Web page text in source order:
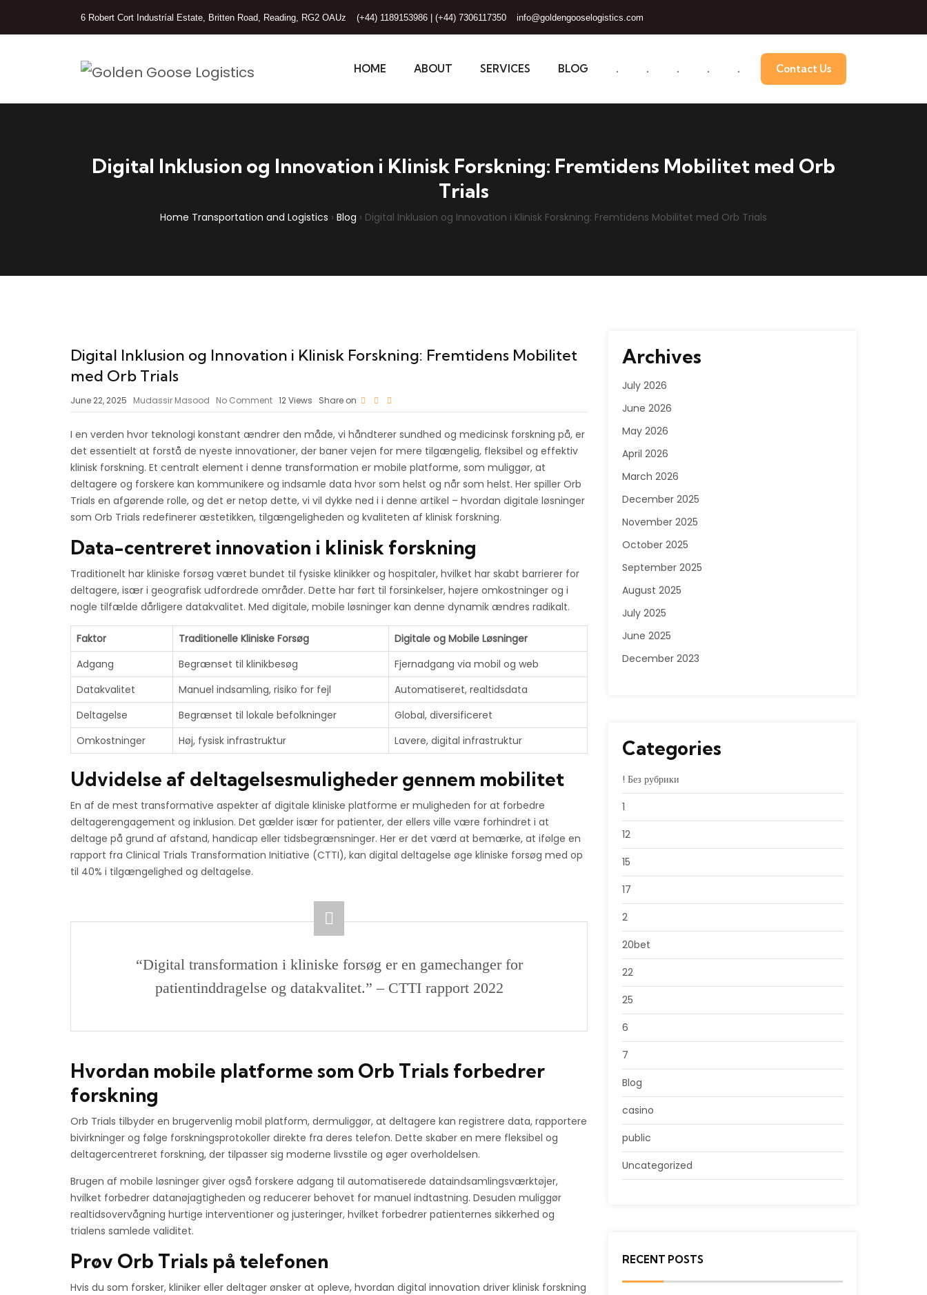
6 Robert Cort Industríal Estate, Britten Road, Reading, RG2 OAUz (+44) 1189153986 | (+44) 7306117350 info@goldengooselogistics.com
HOME ABOUT SERVICES BLOG . . . . . Contact Us
Digital Inklusion og Innovation i Klinisk Forskning: Fremtidens Mobilitet med Orb
Trials
Home Transportation and Logistics › Blog › Digital Inklusion og Innovation i Klinisk Forskning: Fremtidens Mobilitet med Orb Trials
Digital Inklusion og Innovation i Klinisk Forskning: Fremtidens Mobilitet
med Orb Trials
June 22, 2025 Mudassir Masood No Comment 12Views Share on
I en verden hvor teknologi konstant ændrer den måde, vi håndterer sundhed og medicinsk forskning på, er
det essentielt at forstå de nyeste innovationer, der baner vejen for mere tilgængelig, fleksibel og effektiv
klinisk forskning. Et centralt element i denne transformation er mobile platforme, som muliggør, at
deltagere og forskere kan kommunikere og indsamle data hvor som helst og når som helst. Her spiller Orb
Trials en afgørende rolle, og det er netop dette, vi vil dykke ned i i denne artikel – hvordan digitale løsninger
som Orb Trials redefinerer æstetikken, tilgængeligheden og kvaliteten af klinisk forskning.
Data-centreret innovation i klinisk forskning
Traditionelt har kliniske forsøg været bundet til fysiske klinikker og hospitaler, hvilket har skabt barrierer for
deltagere, især i geografisk udfordrede områder. Dette har ført til forsinkelser, højere omkostninger og i
nogle tilfælde dårligere datakvalitet. Med digitale, mobile løsninger kan denne dynamik ændres radikalt.
Faktor Traditionelle Kliniske Forsøg
Digitale og Mobile Løsninger
Adgang
Begrænset til klinikbesøg
Fjernadgang via mobil og web
Datakvalitet
Manuel indsamling, risiko for fejl
Automatiseret, realtidsdata
Deltagelse
Begrænset til lokale befolkninger
Global, diversificeret
Omkostninger
Høj, fysisk infrastruktur Lavere, digital infrastruktur
Udvidelse af deltagelsesmuligheder gennem mobilitet
En af de mest transformative aspekter af digitale kliniske platforme er muligheden for at forbedre
deltagerengagement og inklusion. Det gælder især for patienter, der ellers ville være forhindret i at
deltage på grund af afstand, handicap eller tidsbegrænsninger. Her er det værd at bemærke, at ifølge en
rapport fra Clinical Trials Transformation Initiative (CTTI), kan digital deltagelse øge kliniske forsøg med op
til 40% i tilgængelighed og deltagelse.
“Digital transformation i kliniske forsøg er en gamechanger for
patientinddragelse og datakvalitet.” – CTTI rapport 2022
Hvordan mobile platforme som Orb Trials forbedrer
forskning
Orb Trials tilbyder en brugervenlig mobil platform, dermuliggør, at deltagere kan registrere data, rapportere
bivirkninger og følge forskningsprotokoller direkte fra deres telefon. Dette skaber en mere fleksibel og
deltagercentreret forskning, der tilpasser sig moderne livsstile og øger overholdelsen.
Brugen af mobile løsninger giver også forskere adgang til automatiserede dataindsamlingsværktøjer,
hvilket forbedrer datanøjagtigheden og reducerer behovet for manuel indtastning. Desuden muliggør
realtidsovervågning hurtige interventioner og justeringer, hvilket forbedrer patienternes sikkerhed og
trialens samlede validitet.
Prøv Orb Trials på telefonen
Hvis du som forsker, kliniker eller deltager ønsker at opleve, hvordan digital innovation driver klinisk forskning
Archives
July 2026
June 2026
May 2026
April 2026
March 2026
December 2025
November 2025
October 2025
September 2025
August 2025
July 2025
June 2025
December 2023
Categories
! Без рубрики
1
12
15
17
2
20bet
22
25
6
7
Blog
casino
public
Uncategorized
RECENT POSTS